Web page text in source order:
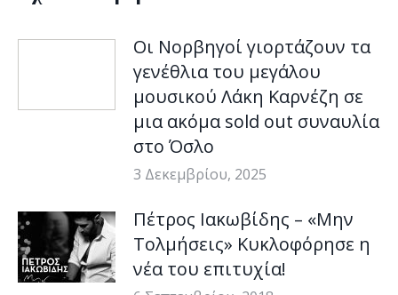
Οι Νορβηγοί γιορτάζουν τα
γενέθλια του μεγάλου
μουσικού Λάκη Καρνέζη σε
μια ακόμα sold out συναυλία
στο Όσλο
3 Δεκεμβρίου, 2025
Πέτρος Ιακωβίδης – «Μην
Τολμήσεις» Κυκλοφόρησε η
νέα του επιτυχία!